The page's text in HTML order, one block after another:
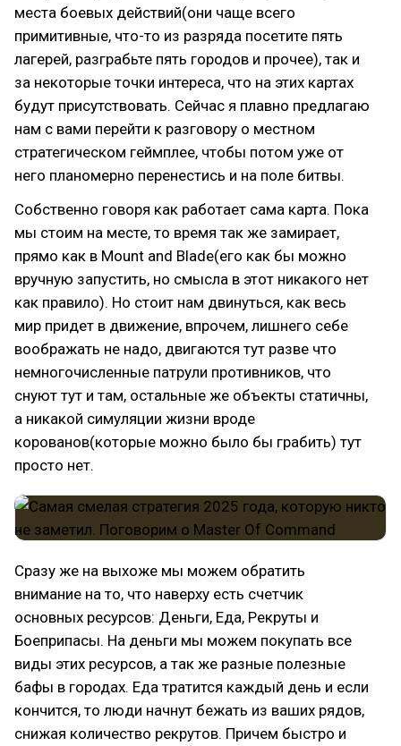
места боевых действий(они чаще всего
примитивные, что-то из разряда посетите пять
лагерей, разграбьте пять городов и прочее), так и
за некоторые точки интереса, что на этих картах
будут присутствовать. Сейчас я плавно предлагаю
нам с вами перейти к разговору о местном
стратегическом геймплее, чтобы потом уже от
него планомерно перенестись и на поле битвы.
Собственно говоря как работает сама карта. Пока
мы стоим на месте, то время так же замирает,
прямо как в Mount and Blade(его как бы можно
вручную запустить, но смысла в этот никакого нет
как правило). Но стоит нам двинуться, как весь
мир придет в движение, впрочем, лишнего себе
воображать не надо, двигаются тут разве что
немногочисленные патрули противников, что
снуют тут и там, остальные же объекты статичны,
а никакой симуляции жизни вроде
корованов(которые можно было бы грабить) тут
просто нет.
Сразу же на выхоже мы можем обратить
внимание на то, что наверху есть счетчик
основных ресурсов: Деньги, Еда, Рекруты и
Боеприпасы. На деньги мы можем покупать все
виды этих ресурсов, а так же разные полезные
бафы в городах. Еда тратится каждый день и если
кончится, то люди начнут бежать из ваших рядов,
снижая количество рекрутов. Причем быстро и